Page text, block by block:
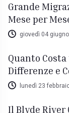
Grande
Mese per
giovedì 04
Quanto
Differenze e
lunedì 23
Il Blyde River